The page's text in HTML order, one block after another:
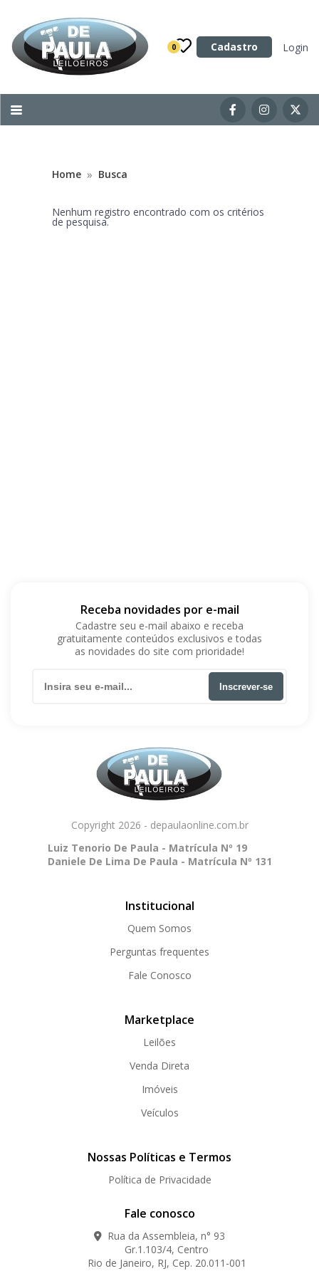
0 Cadastro Login
Categoria
Imóveis
Acessórios para Veículos
Home » Busca
Nenhum registro encontrado com os critérios
de pesquisa.
Receba novidades por e-mail
Cadastre seu e-mail abaixo e receba
gratuitamente conteúdos exclusivos e todas
as novidades do site com prioridade!
Inscrever-se
Copyright 2026 - depaulaonline.com.br
Luiz Tenorio De Paula - Matrícula Nº 19
Daniele De Lima De Paula - Matrícula Nº 131
Institucional
Quem Somos
Perguntas frequentes
Fale Conosco
Marketplace
Leilões
Venda Direta
Imóveis
Veículos
Nossas Políticas e Termos
Política de Privacidade
Fale conosco
Rua da Assembleia, n° 93
Gr.1.103/4, Centro
Rio de Janeiro, RJ, Cep. 20.011-001